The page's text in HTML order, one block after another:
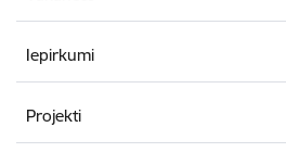
Iepirkumi
Projekti